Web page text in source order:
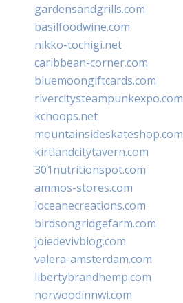
gardensandgrills.com
basilfoodwine.com
nikko-tochigi.net
caribbean-corner.com
bluemoongiftcards.com
rivercitysteampunkexpo.com
kchoops.net
mountainsideskateshop.com
kirtlandcitytavern.com
301nutritionspot.com
ammos-stores.com
loceanecreations.com
birdsongridgefarm.com
joiedevivblog.com
valera-amsterdam.com
libertybrandhemp.com
norwoodinnwi.com